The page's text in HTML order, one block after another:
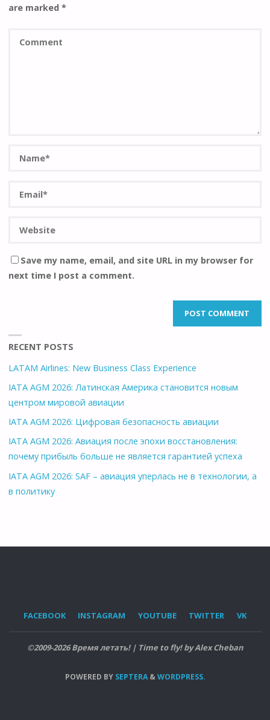
are marked*
Save my name, email, and site URL in my browser for
next time I post a comment.
RECENT POSTS
LATAM Airlines: New Business Class Experience
IATA AGM 2026: Латинская Америка становится новым
центром мировой авиации
IATA AGM 2026: Цифровая безопасность авиации
IATA AGM 2026: Авиация после эпохи восстановления:
почему прибыль больше не является гарантией успеха
IATA AGM 2026: SAF – авиация уперлась не в технологии, а
в политику
FACEBOOK INSTAGRAM YOUTUBE TWITTER VK
©2009-2026 Время летать! | Time to fly! by Alex Cheban
POWERED BYSEPTERA&WORDPRESS.